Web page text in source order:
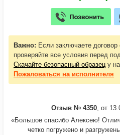
Важно: Если заключаете
проверяйте все условия перед
Скачайте безопасный образецу
Пожаловаться на исполнителя
Отзыв № 4350, от
«Большое спасибо Алексею!
четко погружено и